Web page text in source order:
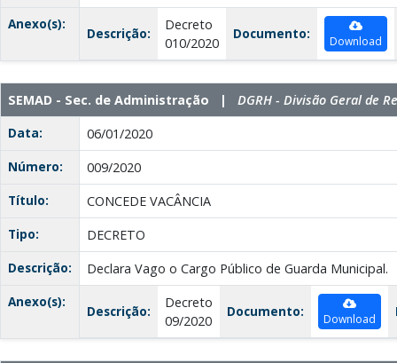
Anexo(s):
Descrição:
Decreto
010/2020
Documento: Download
SEMAD - Sec. de Administração | DGRH - Divisão Geral de
Data:
06/01/2020
Número:
009/2020
Título:
CONCEDE VACÂNCIA
Tipo:
DECRETO
Descrição:
Declara Vago o Cargo Público de Guarda Municipal.
Anexo(s):
Descrição:
Decreto
09/2020
Documento: Download